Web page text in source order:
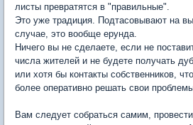
листы превратятся в "правильные".
Это уже традиция. Подтасовывают на
случае, это вообще ерунда.
Ничего вы не сделаете, если не
числа жителей и не будете получать
или хотя бы контакты собственников,
более оперативно решать свои
Вам следует собраться самим,